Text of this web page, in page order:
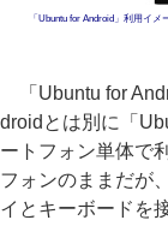
「Ubuntu for Android」利用イメ
「Ubuntu for
droidとは別に「
ートフォン単体で
フォンのままだが
イとキーボードを